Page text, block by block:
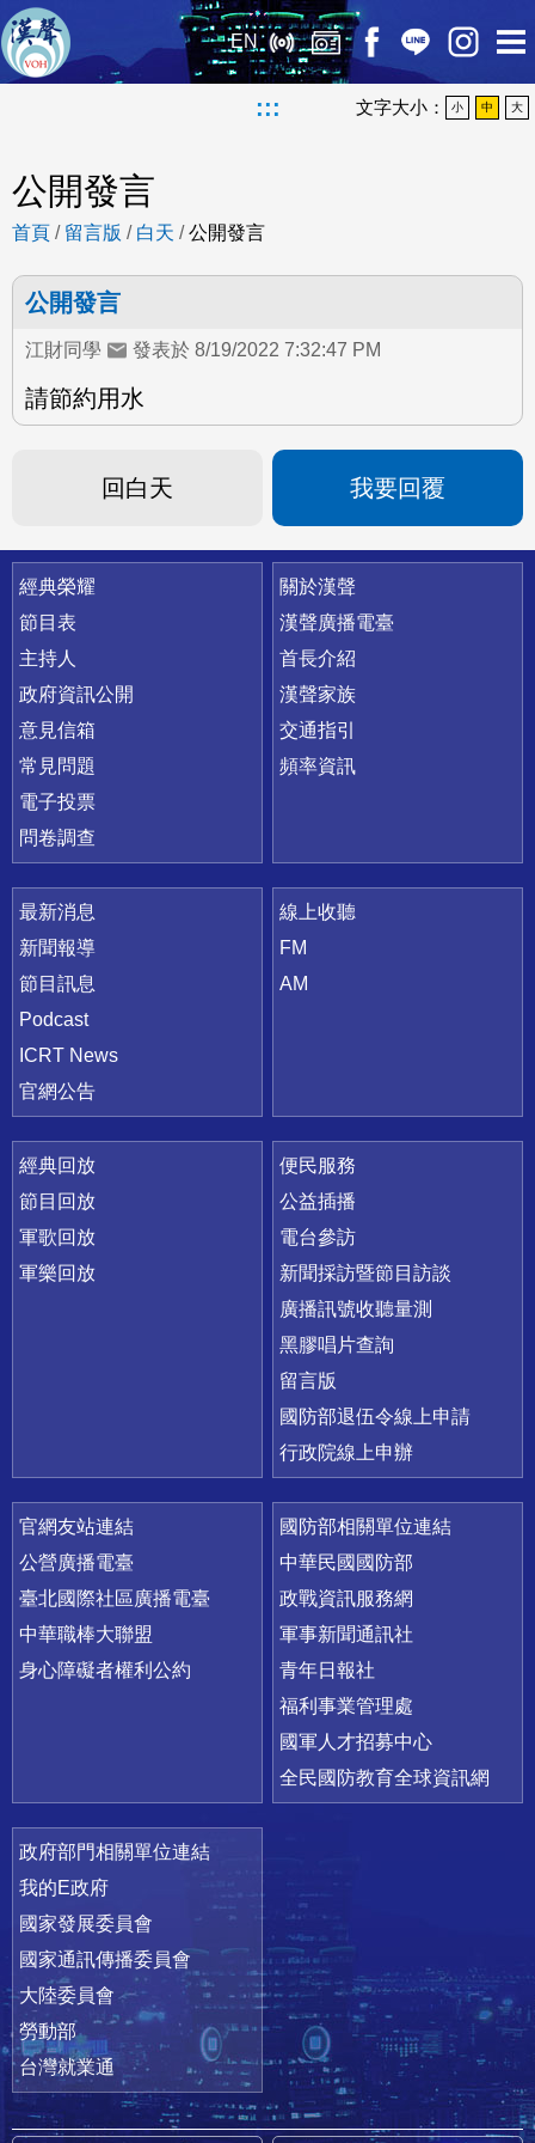
EN
::: 文字大小： 小 中 大
公開發言
首頁 / 留言版 / 白天 /公開發言
公開發言
江財同學 發表於 8/19/2022 7:32:47 PM
請節約用水
回白天 我要回覆
快速連結
經典榮耀
節目表
主持人
政府資訊公開
意見信箱
常見問題
電子投票
問卷調查
關於漢聲
漢聲廣播電臺
首長介紹
漢聲家族
交通指引
頻率資訊
最新消息
新聞報導
節目訊息
Podcast
ICRT News
官網公告
線上收聽
FM
AM
經典回放
節目回放
軍歌回放
軍樂回放
便民服務
公益插播
電台參訪
新聞採訪暨節目訪談
廣播訊號收聽量測
黑膠唱片查詢
留言版
國防部退伍令線上申請
行政院線上申辦
官網友站連結
公營廣播電臺
臺北國際社區廣播電臺
中華職棒大聯盟
身心障礙者權利公約
國防部相關單位連結
中華民國國防部
政戰資訊服務網
軍事新聞通訊社
青年日報社
福利事業管理處
國軍人才招募中心
全民國防教育全球資訊網
政府部門相關單位連結
我的E政府
國家發展委員會
國家通訊傳播委員會
大陸委員會
勞動部
台灣就業通